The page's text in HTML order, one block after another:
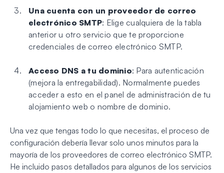
Una cuenta con un proveedor de correo
electrónico SMTP: Elige cualquiera de la tabla
anterior u otro servicio que te proporcione
credenciales de correo electrónico SMTP.
Acceso DNS a tu dominio: Para autenticación
(mejora la entregabilidad). Normalmente puedes
acceder a esto en el panel de administración de tu
alojamiento web o nombre de dominio.
Una vez que tengas todo lo que necesitas, el proceso de
configuración debería llevar solo unos minutos para la
mayoría de los proveedores de correo electrónico SMTP.
He incluido pasos detallados para algunos de los servicios